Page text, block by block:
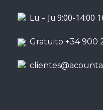
Lu – Ju 9:00-
Gratuito +34 900